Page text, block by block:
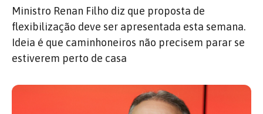
Ministro Renan Filho diz que proposta de
flexibilização deve ser apresentada esta semana.
Ideia é que caminhoneiros não precisem parar se
estiverem perto de casa